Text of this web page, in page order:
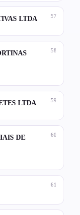
57
LTDA
58
59
LTDA
60
DE
61